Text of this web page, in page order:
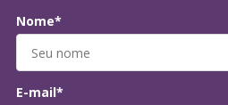
Nome*
E-mail*